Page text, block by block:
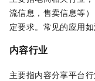
流信息，售卖信息等
定要求。常见的应用
内容行业
主要指内容分享平台